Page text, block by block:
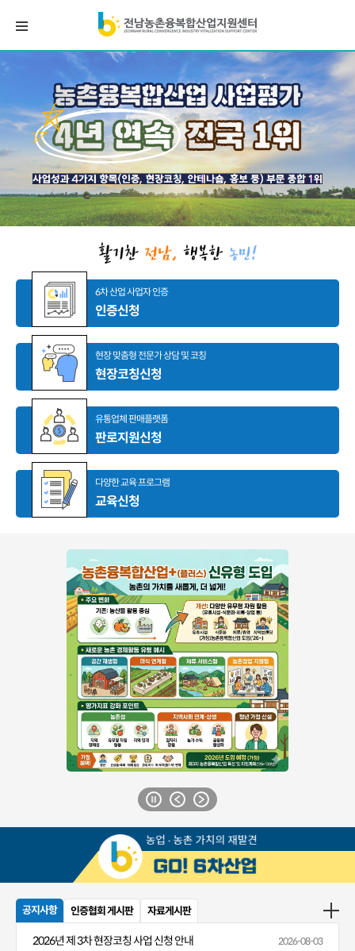
6차 산업 사업자 인증
인증신청
현장 맞춤형 전문가 상담 및 코칭
현장코칭신청
유통업체 판매플랫폼
판로지원신청
다양한 교육 프로그램
교육신청
공지사항 인증협회 게시판 자료게시판
2026년 제 3차 현장코칭 사업 신청 안내 2026-08-03